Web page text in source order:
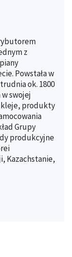
z
Powstała w
ok. 1800
swojej
kleje, produkty
Grupy
produkcyjne
Kazachstanie,